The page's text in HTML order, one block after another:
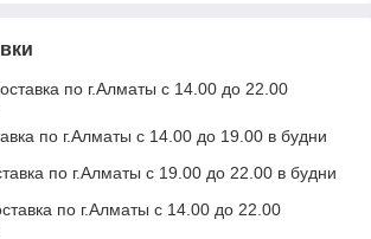
по г.Алматы с 14.00 до 22.00
по г.Алматы с 14.00 до 19.00 в будни
по г.Алматы с 19.00 до 22.00 в будни
по г.Алматы с 14.00 до 22.00